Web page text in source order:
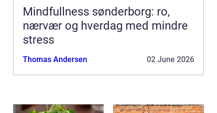
Mindfullness sønderborg: ro,
nærvær og hverdag med mindre
stress
Thomas Andersen 02 June 2026